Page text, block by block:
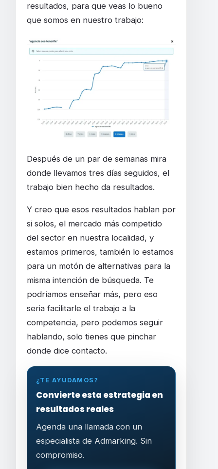
resultados, para que veas lo bueno
que somos en nuestro trabajo:
Después de un par de semanas mira
donde llevamos tres días seguidos, el
trabajo bien hecho da resultados.
Y creo que esos resultados hablan por
si solos, el mercado más competido
del sector en nuestra localidad, y
estamos primeros, también lo estamos
para un motón de alternativas para la
misma intención de búsqueda. Te
podríamos enseñar más, pero eso
seria facilitarle el trabajo a la
competencia, pero podemos seguir
hablando, solo tienes que pinchar
donde dice contacto.
¿TE AYUDAMOS?
Convierte esta estrategia en
resultados reales
Agenda una llamada con un
especialista de Admarking. Sin
compromiso.